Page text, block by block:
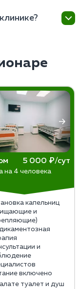
поэтому
и
5 000 ₽/сут
на 4 человека
капельниц
и
и
включено
туалет и душ